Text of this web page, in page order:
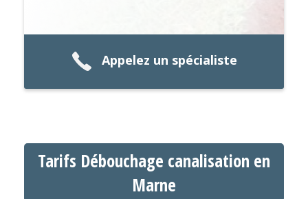
Appelez un spécialiste
Tarifs Débouchage canalisation en
Marne